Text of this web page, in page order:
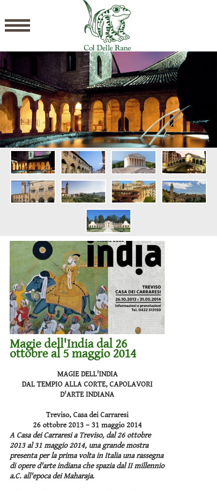
Magie dell'India dal 26
ottobre al 5 maggio 2014
MAGIE DELL'INDIA
DAL TEMPIO ALLA CORTE, CAPOLAVORI
D'ARTE INDIANA
Treviso, Casa dei Carraresi
26 ottobre 2013 – 31 maggio 2014
A Casa dei Carraresi a Treviso, dal 26 ottobre
2013 al 31 maggio 2014, una grande mostra
presenta per la prima volta in Italia una rassegna
di opere d'arte indiana che spazia dal II millennio
a.C. all'epoca dei Maharaja.